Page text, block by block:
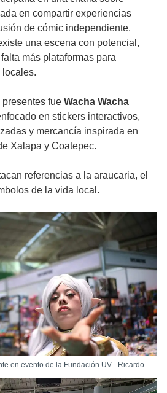
en compartir experiencias
de cómic independiente.
una escena con potencial,
más plataformas para
fue Wacha Wacha
en stickers interactivos,
y mercancía inspirada en
Xalapa y Coatepec.
referencias a la araucaria, el
de la vida local.
en evento de la Fundación UV - Ricardo